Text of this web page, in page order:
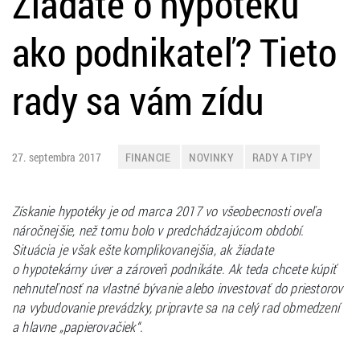
ako podnikateľ? Tieto
rady sa vám zídu
27. septembra 2017 FINANCIE NOVINKY RADY A TIPY
Získanie hypotéky je od marca 2017 vo všeobecnosti oveľa
náročnejšie, než tomu bolo v predchádzajúcom období.
Situácia je však ešte komplikovanejšia, ak žiadate
o hypotekárny úver a zároveň podnikáte. Ak teda chcete kúpiť
nehnuteľnosť na vlastné bývanie alebo investovať do priestorov
na vybudovanie prevádzky, pripravte sa na celý rad obmedzení
a hlavne „papierovačiek“.